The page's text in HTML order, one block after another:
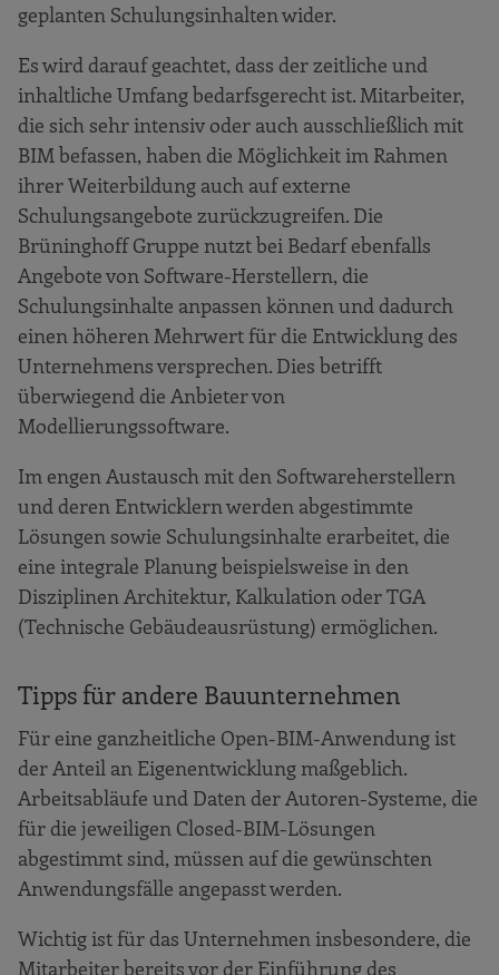
geplanten Schulungsinhalten wider.
Es wird darauf geachtet, dass der zeitliche und
inhaltliche Umfang bedarfsgerecht ist. Mitarbeiter,
die sich sehr intensiv oder auch ausschließlich mit
BIM befassen, haben die Möglichkeit im Rahmen
ihrer Weiterbildung auch auf externe
Schulungsangebote zurückzugreifen. Die
Brüninghoff Gruppe nutzt bei Bedarf ebenfalls
Angebote von Software-Herstellern, die
Schulungsinhalte anpassen können und dadurch
einen höheren Mehrwert für die Entwicklung des
Unternehmens versprechen. Dies betrifft
überwiegend die Anbieter von
Modellierungssoftware.
Im engen Austausch mit den Softwareherstellern
und deren Entwicklern werden abgestimmte
Lösungen sowie Schulungsinhalte erarbeitet, die
eine integrale Planung beispielsweise in den
Disziplinen Architektur, Kalkulation oder TGA
(Technische Gebäudeausrüstung) ermöglichen.
Tipps für andere Bauunternehmen
Für eine ganzheitliche Open-BIM-Anwendung ist
der Anteil an Eigenentwicklung maßgeblich.
Arbeitsabläufe und Daten der Autoren-Systeme, die
für die jeweiligen Closed-BIM-Lösungen
abgestimmt sind, müssen auf die gewünschten
Anwendungsfälle angepasst werden.
Wichtig ist für das Unternehmen insbesondere, die
Mitarbeiter bereits vor der Einführung des